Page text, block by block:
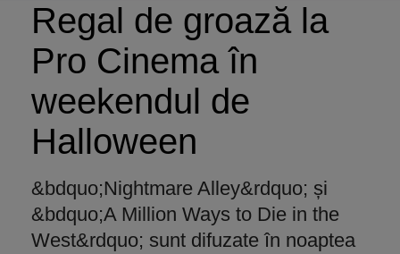
Regal de groază la
Pro Cinema în
weekendul de
Halloween
&bdquo;Nightmare Alley&rdquo; și
&bdquo;A Million Ways to Die in the
West&rdquo; sunt difuzate în noaptea